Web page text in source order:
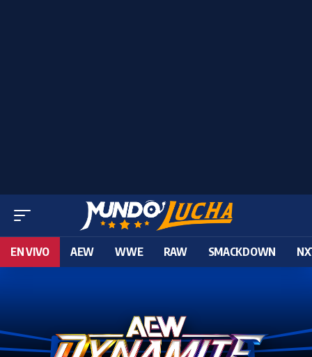
EN VIVO AEW WWE RAW SMACKDOWN